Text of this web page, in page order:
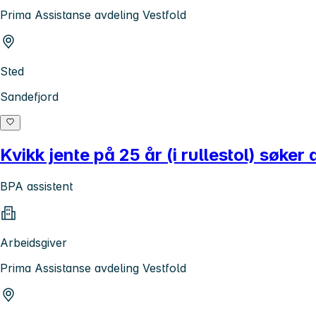
Prima Assistanse avdeling Vestfold
Sted
Sandefjord
Kvikk jente på 25 år (i rullestol) søker
BPA assistent
Arbeidsgiver
Prima Assistanse avdeling Vestfold